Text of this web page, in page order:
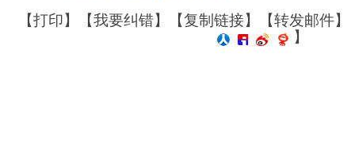
【打印】【我要纠错】【复制链接】【转发邮件】
】